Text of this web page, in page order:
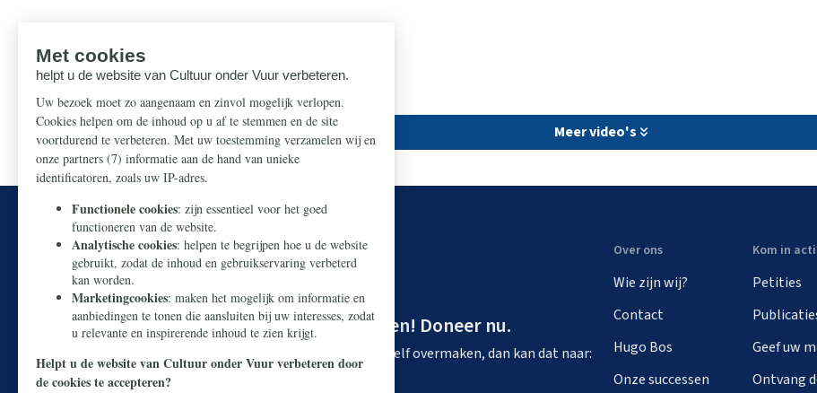
Meer video's
U kunt onze Nederlandse cultuur redden! Doneer nu.
. Wilt u liever zelf overmaken, dan kan dat naar:
Rekeningnummer:
Over ons
Wie zijn wij?
Contact
Hugo Bos
Onze successen
Kom in
Petities
Geef uw
Ontvang